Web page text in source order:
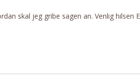
skal jeg gribe sagen an. Venlig hilsen